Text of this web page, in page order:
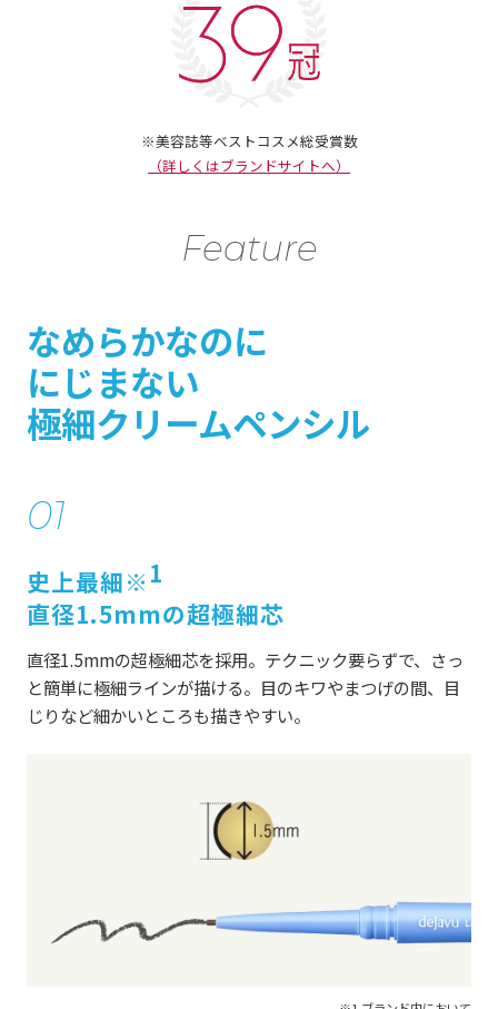
※美容誌等ベストコスメ総受賞数
（詳しくはブランドサイトへ）
Feature
なめらかなのに
にじまない
極細クリームペンシル
01
史上最細※ 1
直径1.5mmの超極細芯
直径1.5mmの超極細芯を採用。テクニック要らずで、さっ
と簡単に極細ラインが描ける。目のキワやまつげの間、目
じりなど細かいところも描きやすい。